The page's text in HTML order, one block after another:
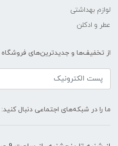
لوازم بهداشتی
عطر و ادکلن
از تخفیف‌ها و جدیدترین‌های فروشگاه
ما را در شبکه‌های اجتماعی دنبال کنید: